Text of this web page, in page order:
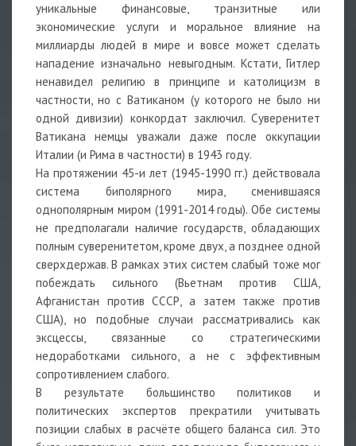
уникальные финансовые, транзитные или
экономические услуги и моральное влияние на
миллиарды людей в мире и вовсе может сделать
нападение изначально невыгодным. Кстати, Гитлер
ненавидел религию в принципе и католицизм в
частности, но с Ватиканом (у которого не было ни
одной дивизии) конкордат заключил. Суверенитет
Ватикана немцы уважали даже после оккупации
Италии (и Рима в частности) в 1943 году.
На протяжении 45-и лет (1945-1990 гг.) действовала
система биполярного мира, сменившаяся
однополярным миром (1991-2014 годы). Обе системы
не предполагали наличие государств, обладающих
полным суверенитетом, кроме двух, а позднее одной
сверхдержав. В рамках этих систем слабый тоже мог
побеждать сильного (Вьетнам против США,
Афганистан против СССР, а затем также против
США), но подобные случаи рассматривались как
эксцессы, связанные со стратегическими
недоработками сильного, а не с эффективным
сопротивлением слабого.
В результате большинство политиков и
политических экспертов прекратили учитывать
позиции слабых в расчёте общего баланса сил. Это